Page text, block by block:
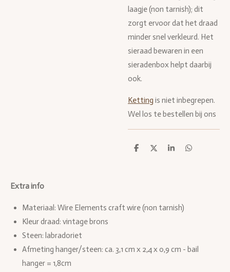
laagje (non tarnish); dit
zorgt ervoor dat het draad
minder snel verkleurd. Het
sieraad bewaren in een
sieradenbox helpt daarbij
ook.
Ketting is niet inbegrepen.
Wel los te bestellen bij ons
D
D
S
D
Extra info
Materiaal: Wire Elements craft wire (non tarnish)
Kleur draad: vintage brons
Steen: labradoriet
Afmeting hanger/steen: ca. 3,1 cm x 2,4 x 0,9 cm - bail
hanger = 1,8cm